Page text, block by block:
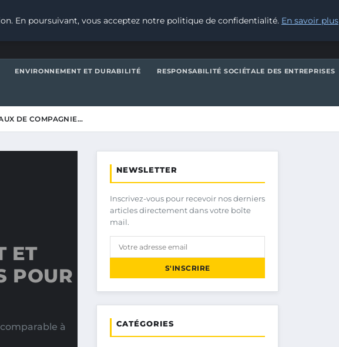
ENVIRONNEMENT ET DURABILITÉ RESPONSABILITÉ SOCIÉTALE DES ENTREPRISES
DE COMPAGNIE…
ET
POUR
à
NEWSLETTER
Inscrivez-vous pour recevoir nos derniers
articles directement dans votre boîte
mail.
S'INSCRIRE
CATÉGORIES
En poursuivant, vous acceptez notre politique de confidentialité. En savoir plus